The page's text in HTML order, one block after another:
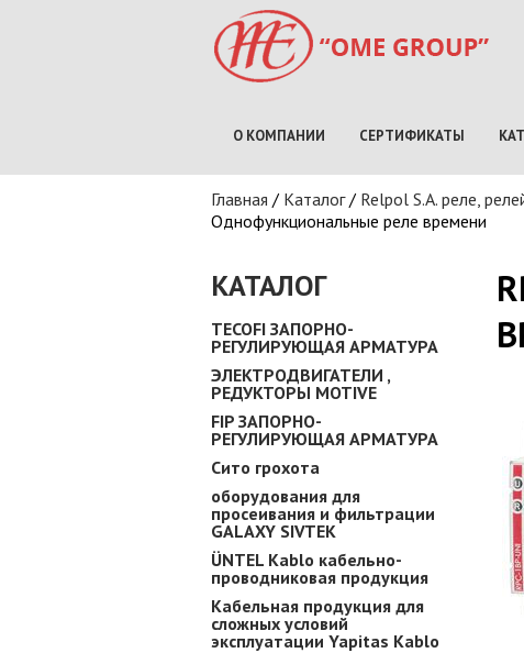
О КОМПАНИИ СЕРТИФИКАТЫ
Главная / Каталог / Relpol S.A. реле,
Однофункциональные реле времени
КАТАЛОГ
TECOFI ЗАПОРНО-
РЕГУЛИРУЮЩАЯ АРМАТУРА
ЭЛЕКТРОДВИГАТЕЛИ ,
РЕДУКТОРЫ MOTIVE
FIP ЗАПОРНО-
РЕГУЛИРУЮЩАЯ АРМАТУРА
Сито грохота
оборудования для
просеивания и фильтрации
GALAXY SIVTEK
ÜNTEL Kablo кабельно-
проводниковая продукция
Кабельная продукция для
сложных условий
эксплуатации Yapitas Kablo